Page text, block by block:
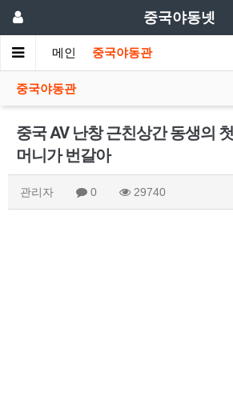
중국야동넷
메인 중국야동관
중국야동관
중국 AV 난창 근친상간 동생의
머니가 번갈아
관리자 0 29740